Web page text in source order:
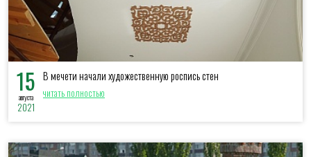
15
августа
2021
В мечети начали художественную роспись стен
читать полностью